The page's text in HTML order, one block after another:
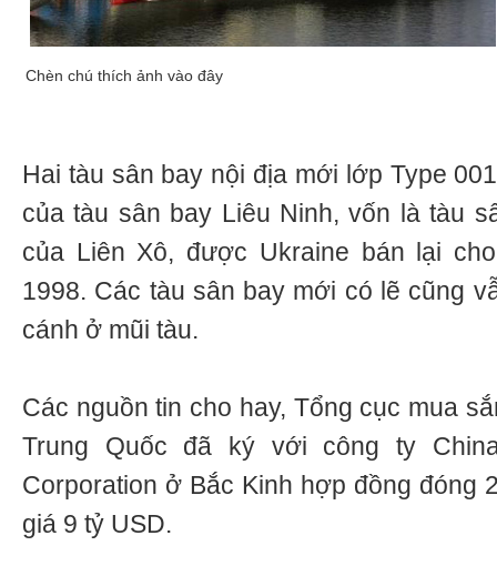
Chèn chú thích ảnh vào đây
Hai tàu sân bay nội địa mới lớp Type
của tàu sân bay Liêu Ninh, vốn là tàu
của Liên Xô, được Ukraine bán lại
1998. Các tàu sân bay mới có lẽ cũng
cánh ở mũi tàu.
Các nguồn tin cho hay, Tổng cục mua
Trung Quốc đã ký với công ty
Corporation ở Bắc Kinh hợp đồng đóng
giá 9 tỷ USD.